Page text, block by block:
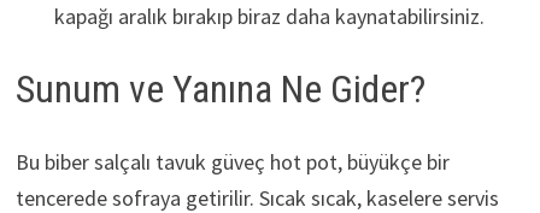
kapağı aralık bırakıp biraz daha kaynatabilirsiniz.
Sunum ve Yanına Ne Gider?
Bu biber salçalı tavuk güveç hot pot, büyükçe bir
tencerede sofraya getirilir. Sıcak sıcak, kaselere servis